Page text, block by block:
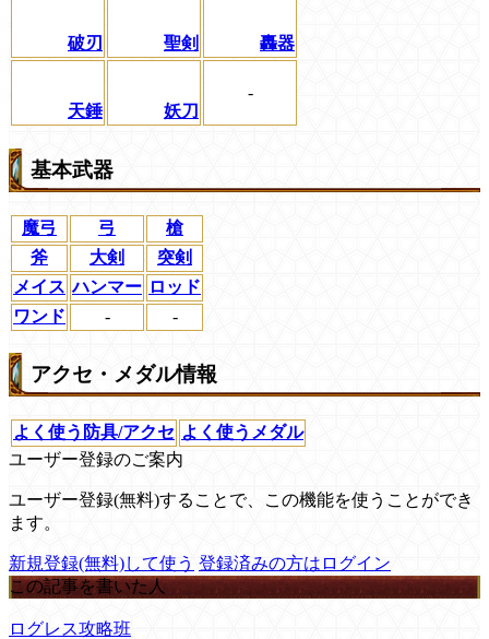
破刃 聖剣 轟器
天錘 妖刀
-
基本武器
魔弓 弓
槍
斧
大剣
突剣
メイス ハンマー ロッド
ワンド
- -
アクセ・メダル情報
よく使う防具/アクセ よく使うメダル
ユーザー登録のご案内
ユーザー登録(無料)することで、この機能を使うことができ
ます。
新規登録(無料)して使う 登録済みの方はログイン
この記事を書いた人
ログレス攻略班